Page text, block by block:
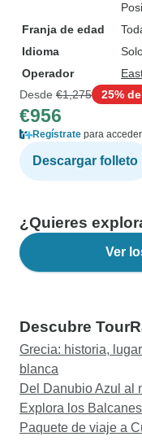
Franja de edad
Idioma
Operador
Desde €1,275 25%
€956
Regístrate para
Descargar folleto
¿Quieres
Ver
Descubre
Grecia: historia,
blanca
Del Danubio Azul al
Explora los
Paquete de viaje a